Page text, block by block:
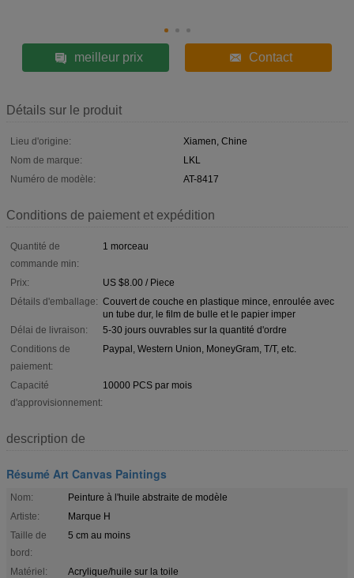
meilleur prix Contact
Détails sur le produit
Lieu d'origine:
Xiamen, Chine
Nom de marque:
LKL
Numéro de modèle:
AT-8417
Conditions de paiement et expédition
Quantité de
commande min:
1 morceau
Prix:
US $8.00 / Piece
Détails d'emballage: Couvert de couche en plastique mince, enroulée avec
un tube dur, le film de bulle et le papier imper
Délai de livraison:
5-30 jours ouvrables sur la quantité d'ordre
Conditions de
paiement:
Paypal, Western Union, MoneyGram, T/T, etc.
Capacité
d'approvisionnement:
10000 PCS par mois
description de
Résumé Art Canvas Paintings
Nom:
Peinture à l'huile abstraite de modèle
Artiste:
Marque H
Taille de
bord:
5 cm au moins
Matériel:
Acrylique/huile sur la toile